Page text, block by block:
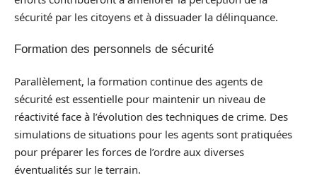
sécurité par les citoyens et à dissuader la délinquance.
Formation des personnels de sécurité
Parallèlement, la formation continue des agents de
sécurité est essentielle pour maintenir un niveau de
réactivité face à l’évolution des techniques de crime. Des
simulations de situations pour les agents sont pratiquées
pour préparer les forces de l’ordre aux diverses
éventualités sur le terrain.